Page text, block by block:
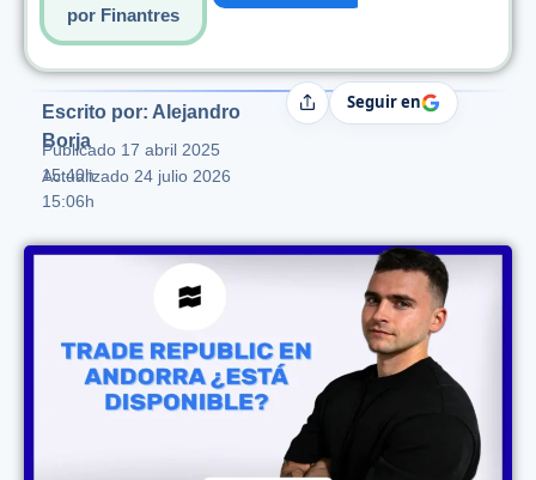
por Finantres
Escrito por: Alejandro
Borja
Publicado 17 abril 2025
15:40h
Actualizado 24 julio 2026
15:06h
CompartirSeguir en